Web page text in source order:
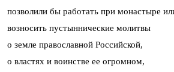
позволили бы работать при монастыре
возносить пустыннические молитвы
о земле православной Российской,
о властях и воинстве ее огромном,